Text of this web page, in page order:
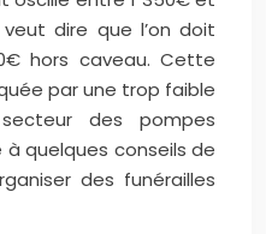
dire que l’on doit
hors caveau. Cette
par une trop faible
des pompes
quelques conseils de
des funérailles